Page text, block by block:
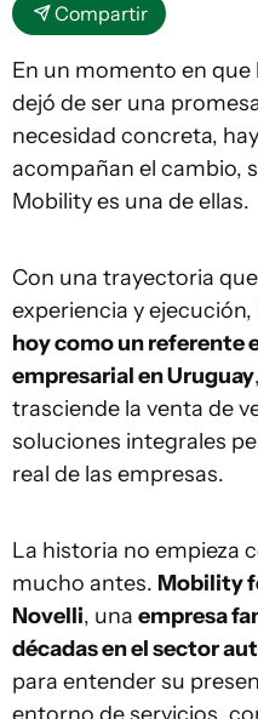
Compartir
En un momento en
dejó de ser una
necesidad concreta,
acompañan el cambio,
Mobility es una de ellas.
Con una trayectoria
experiencia y ejecución,
hoy como un referente
empresarial en Uruguay
trasciende la venta de
soluciones integrales
real de las empresas.
La historia no empieza
mucho antes. Mobility
Novelli, una empresa
décadas en el sector
para entender su